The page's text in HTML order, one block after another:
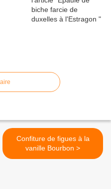
Confiture de figues à la
vanille Bourbon >